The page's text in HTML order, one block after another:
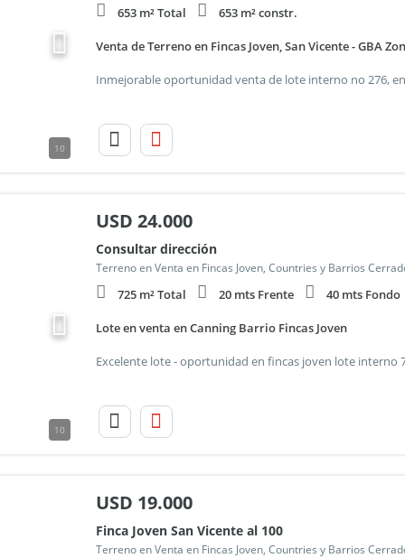
10
653 m² Total 653 m² constr.
Venta de Terreno en Fincas Joven, San Vicente - GBA
10
USD 24.000
Consultar dirección
Terreno en Venta en Fincas Joven, Countries y Barrios
725 m² Total 20 mts Frente 40 mts Fondo
Lote en venta en Canning Barrio Fincas Joven
USD 19.000
Finca Joven San Vicente al 100
Terreno en Venta en Fincas Joven, Countries y Barrios